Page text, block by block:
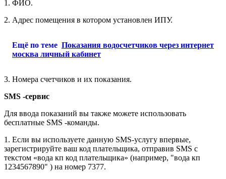
1. ФИО.
2. Адрес помещения в котором установлен ИПУ.
Ещё по теме Показания водосчетчиков через интернет
москва личный кабинет
3. Номера счетчиков и их показания.
SMS -сервис
Для ввода показаний вы также можете использовать
бесплатные SMS -команды.
1. Если вы используете данную SMS-услугу впервые,
зарегистрируйте ваш код плательщика, отправив SMS с
текстом «вода кп код плательщика» (например, "вода кп
1234567890" ) на номер 7377.